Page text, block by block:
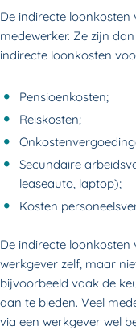
De indirecte
medewerker. Ze zijn
indirecte loonkosten
Pensioenkosten;
Reiskosten;
Secundaire
leaseauto, laptop);
Kosten
De indirecte
werkgever zelf, maar
bijvoorbeeld vaak de
aan te bieden. Veel
via een werkgever wel